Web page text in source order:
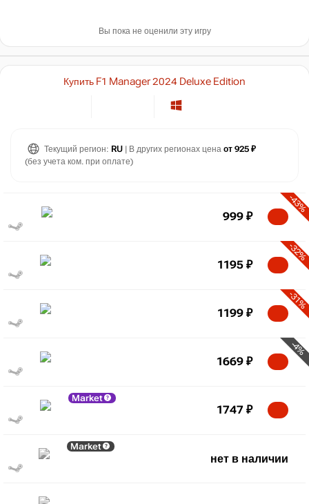
Вы пока не оценили эту игру
Купить F1 Manager 2024 Deluxe Edition
Текущий регион: RU | В других регионах цена от 925 ₽
(без учета ком. при оплате)
-43%
999 ₽
-32%
1195 ₽
-31%
1199 ₽
-4%
1669 ₽
Market
1747 ₽
Market
нет в наличии